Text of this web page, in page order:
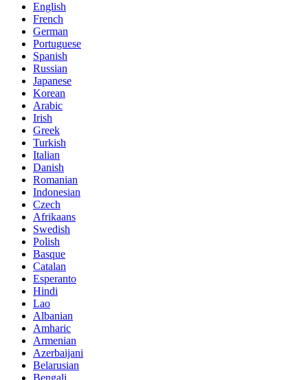
English
French
German
Portuguese
Spanish
Russian
Japanese
Korean
Arabic
Irish
Greek
Turkish
Italian
Danish
Romanian
Indonesian
Czech
Afrikaans
Swedish
Polish
Basque
Catalan
Esperanto
Hindi
Lao
Albanian
Amharic
Armenian
Azerbaijani
Belarusian